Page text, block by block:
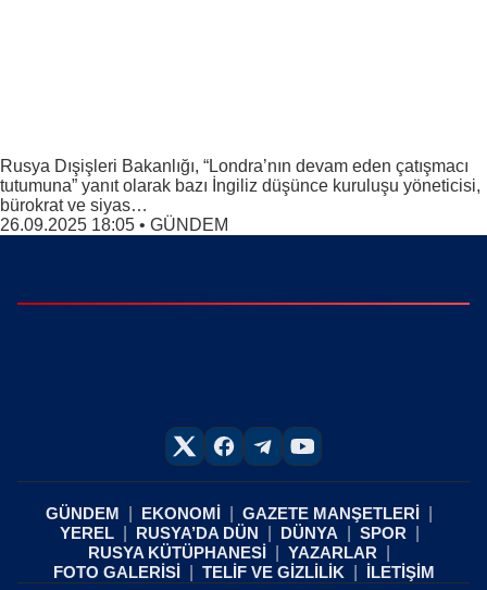
Rusya Dışişleri Bakanlığı, “Londra’nın devam eden çatışmacı
tutumuna” yanıt olarak bazı İngiliz düşünce kuruluşu yöneticisi,
bürokrat ve siyas…
26.09.2025 18:05 • GÜNDEM
GÜNDEM EKONOMİ
GAZETE MANŞETLERİ
YEREL
RUSYA’DA DÜN DÜNYA
SPOR
RUSYA KÜTÜPHANESİ
YAZARLAR
FOTO GALERİSİ
TELİF VE GİZLİLİK İLETİŞİM